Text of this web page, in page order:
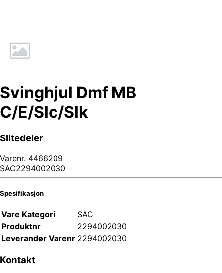
Svinghjul Dmf MB
C/E/Slc/Slk
Slitedeler
Varenr. 4466209
SAC2294002030
Spesifikasjon
Vare Kategori
SAC
Produktnr
2294002030
Leverandør Varenr 2294002030
Kontakt